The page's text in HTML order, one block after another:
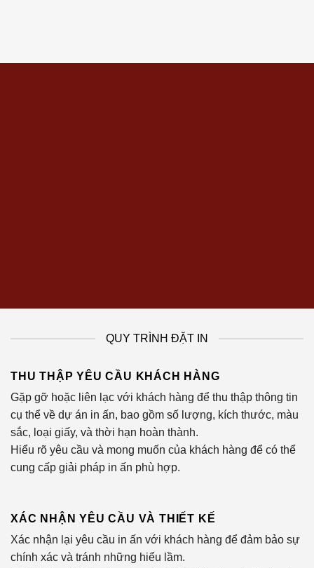
QUY TRÌNH ĐẶT IN
THU THẬP YÊU CẦU KHÁCH HÀNG
Gặp gỡ hoặc liên lạc với khách hàng để thu thập thông tin
cụ thể về dự án in ấn, bao gồm số lượng, kích thước, màu
sắc, loại giấy, và thời hạn hoàn thành.
Hiểu rõ yêu cầu và mong muốn của khách hàng để có thể
cung cấp giải pháp in ấn phù hợp.
XÁC NHẬN YÊU CẦU VÀ THIẾT KẾ
Xác nhận lại yêu cầu in ấn với khách hàng để đảm bảo sự
chính xác và tránh những hiểu lầm.